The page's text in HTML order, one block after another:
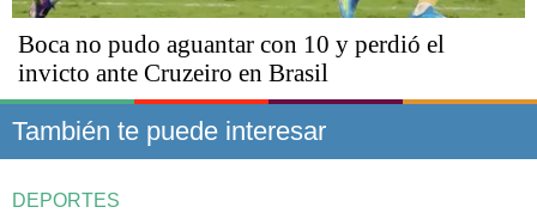
Boca no pudo aguantar con 10 y perdió el
invicto ante Cruzeiro en Brasil
También te puede interesar
DEPORTES